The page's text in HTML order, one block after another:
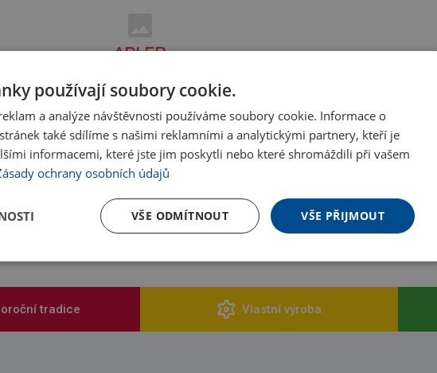
Potisk Novinky
tradice Vlastní výroba
používají soubory cookie.
a analýze návštěvnosti používáme soubory cookie. Informace o
také sdílíme s našimi reklamními a analytickými partnery, kteří je
informacemi, které jste jim poskytli nebo které shromáždili při vašem
ochrany osobních údajů
VŠE PŘIJMOUT
VŠE ODMÍTNOUT